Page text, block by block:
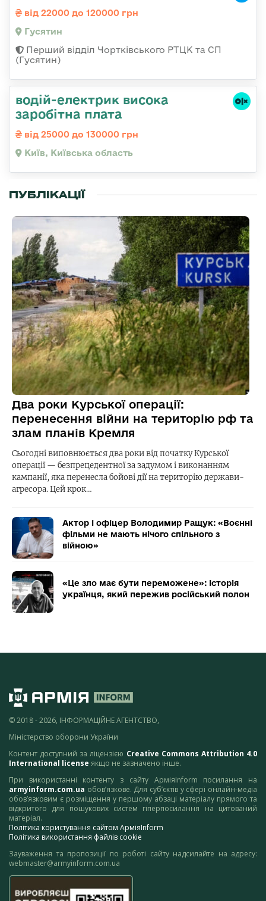
від 22000 до 120000 грн
Гусятин
Перший відділ Чортківського РТЦК та СП
(Гусятин)
водій-електрик висока
заробітна плата
від 25000 до 130000 грн
Київ, Київська область
ПУБЛІКАЦІЇ
Два роки Курської операції:
перенесення війни на територію рф та
злам планів Кремля
Сьогодні виповнюється два роки від початку Курської
операції — безпрецедентної за задумом і виконанням
кампанії, яка перенесла бойові дії на територію держави-
агресора. Цей крок…
Актор і офіцер Володимир Ращук: «Воєнні
фільми не мають нічого спільного з
війною»
«Це зло має бути переможене»: історія
українця, який пережив російський полон
© 2018 - 2026, ІНФОРМАЦІЙНЕ АГЕНТСТВО,
Міністерство оборони України
Контент доступний за ліцензією Creative Commons Attribution 4.0
International license якщо не зазначено інше.
При використанні контенту з сайту АрміяInform посилання на
armyinform.com.ua обов’язкове. Для суб’єктів у сфері онлайн-медіа
обов’язковим є розміщення у першому абзаці матеріалу прямого та
відкритого для пошукових систем гіперпосилання на цитований
матеріал.
Політика користування сайтом АрміяInform
Політика використання файлів cookie
Зауваження та пропозиції по роботі сайту надсилайте на адресу:
webmaster@armyinform.com.ua